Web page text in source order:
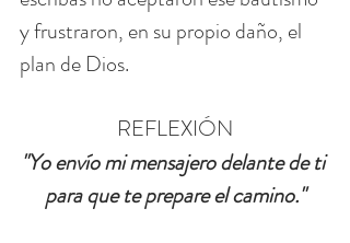
y frustraron, en su propio daño, el
plan de Dios.
REFLEXIÓN
"Yo envío mi mensajero delante de ti
para que te prepare el camino."